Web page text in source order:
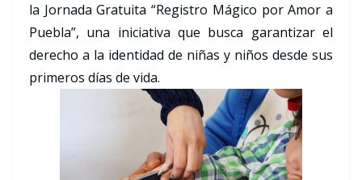
la Jornada Gratuita “Registro Mágico por Amor a
Puebla”, una iniciativa que busca garantizar el
derecho a la identidad de niñas y niños desde sus
primeros días de vida.